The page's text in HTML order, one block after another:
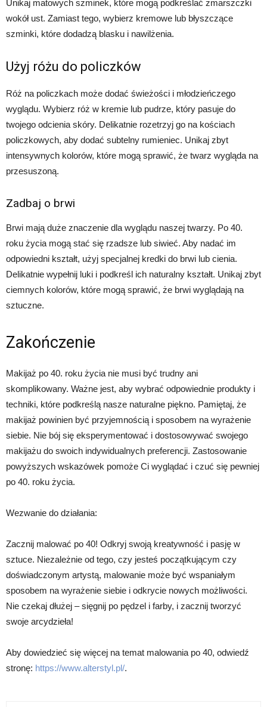
Unikaj matowych szminek, które mogą podkreślać zmarszczki
wokół ust. Zamiast tego, wybierz kremowe lub błyszczące
szminki, które dodadzą blasku i nawilżenia.
Użyj różu do policzków
Róż na policzkach może dodać świeżości i młodzieńczego
wyglądu. Wybierz róż w kremie lub pudrze, który pasuje do
twojego odcienia skóry. Delikatnie rozetrzyj go na kościach
policzkowych, aby dodać subtelny rumieniec. Unikaj zbyt
intensywnych kolorów, które mogą sprawić, że twarz wygląda na
przesuszoną.
Zadbaj o brwi
Brwi mają duże znaczenie dla wyglądu naszej twarzy. Po 40.
roku życia mogą stać się rzadsze lub siwieć. Aby nadać im
odpowiedni kształt, użyj specjalnej kredki do brwi lub cienia.
Delikatnie wypełnij luki i podkreśl ich naturalny kształt. Unikaj zbyt
ciemnych kolorów, które mogą sprawić, że brwi wyglądają na
sztuczne.
Zakończenie
Makijaż po 40. roku życia nie musi być trudny ani
skomplikowany. Ważne jest, aby wybrać odpowiednie produkty i
techniki, które podkreślą nasze naturalne piękno. Pamiętaj, że
makijaż powinien być przyjemnością i sposobem na wyrażenie
siebie. Nie bój się eksperymentować i dostosowywać swojego
makijażu do swoich indywidualnych preferencji. Zastosowanie
powyższych wskazówek pomoże Ci wyglądać i czuć się pewniej
po 40. roku życia.
Wezwanie do działania:
Zacznij malować po 40! Odkryj swoją kreatywność i pasję w
sztuce. Niezależnie od tego, czy jesteś początkującym czy
doświadczonym artystą, malowanie może być wspaniałym
sposobem na wyrażenie siebie i odkrycie nowych możliwości.
Nie czekaj dłużej – sięgnij po pędzel i farby, i zacznij tworzyć
swoje arcydzieła!
Aby dowiedzieć się więcej na temat malowania po 40, odwiedź
stronę: https://www.alterstyl.pl/.